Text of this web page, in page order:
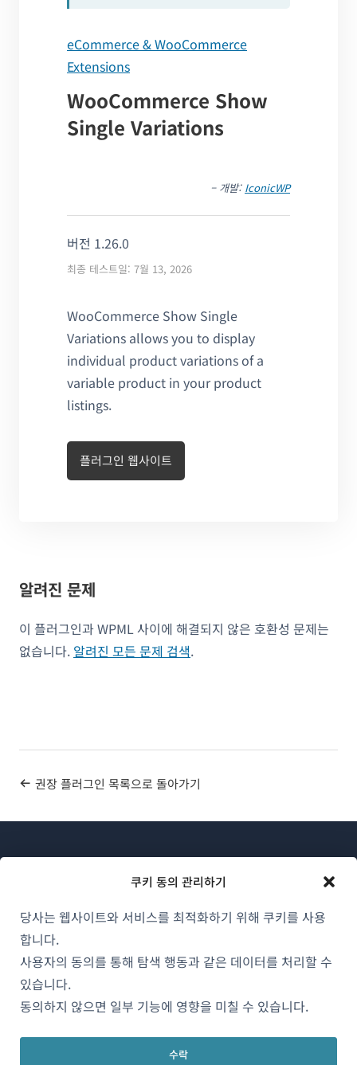
쿠키 동의 관리하기
당사는 웹사이트와 서비스를 최적화하기 위해 쿠키를 사용
합니다.
사용자의 동의를 통해 탐색 행동과 같은 데이터를 처리할 수
있습니다.
동의하지 않으면 일부 기능에 영향을 미칠 수 있습니다.
수락
eCommerce & WooCommerce
Extensions
WooCommerce Show
Single Variations
– 개발: IconicWP
버전 1.26.0
최종 테스트일: 7월 13, 2026
WooCommerce Show Single
Variations allows you to display
individual product variations of a
variable product in your product
listings.
플러그인 웹사이트
알려진 문제
이 플러그인과 WPML 사이에 해결되지 않은 호환성 문제는
없습니다. 알려진 모든 문제 검색.
권장 플러그인 목록으로 돌아가기
WPML 소개
GDPR 및 개인정보 처리방침
창
(새
창
(새
창
에
(새
창